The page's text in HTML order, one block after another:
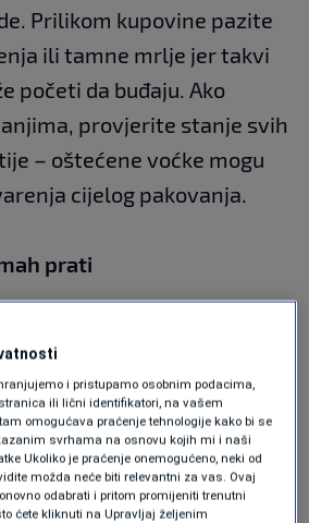
Prilikom kupovine pazite
ili tamne mrlje jer takvi
početi da buđaju. Ako
provjerite stanje svih
– oštećene voćke mogu
cijelog pakovanja.
prati
kući - to nije najbolji
koju ostavite na jagodama
buđi. Umjesto toga, operite
konzumacije ili pripreme.
odmah, pobrinite se da ih
i pristupamo osobnim podacima,
ili lični identifikatori, na vašem
omogućava praćenje tehnologije kako bi se
svrhama na osnovu kojih mi i naši
Ukoliko je praćenje onemogućeno, neki od
možda neće biti relevantni za vas. Ovaj
odabrati i pritom promijeniti trenutni
ćete kliknuti na Upravljaj željenim